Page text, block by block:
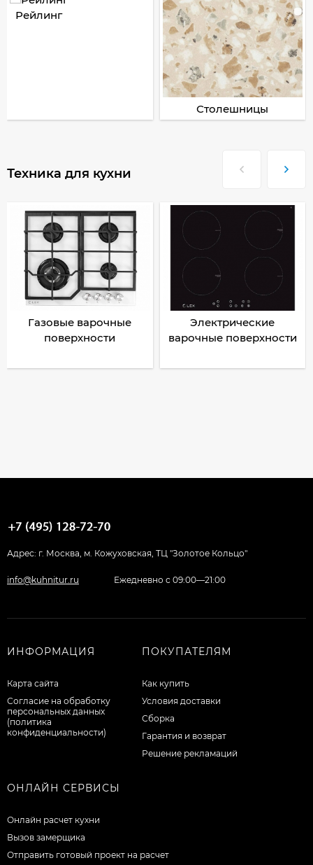
Рейлинг
Столешницы
Техника для кухни
Газовые варочные
поверхности
Электрические
варочные поверхности
Адрес: г. Москва, м. Кожуховская, ТЦ "Золотое Кольцо"
info@kuhnitur.ru Ежедневно с 09:00—21:00
ИНФОРМАЦИЯ
Карта сайта
Согласие на обработку
персональных данных
(политика
конфиденциальности)
ПОКУПАТЕЛЯМ
Как купить
Условия доставки
Сборка
Гарантия и возврат
Решение рекламаций
ОНЛАЙН СЕРВИСЫ
Онлайн расчет кухни
Вызов замерщика
Отправить готовый проект на расчет